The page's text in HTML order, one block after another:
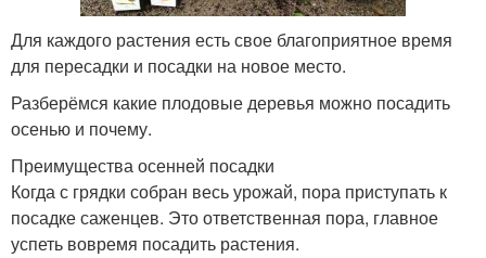
Для каждого растения есть свое благоприятное время
для пересадки и посадки на новое место.
Разберёмся какие плодовые деревья можно посадить
осенью и почему.
Преимущества осенней посадки
Когда с грядки собран весь урожай, пора приступать к
посадке саженцев. Это ответственная пора, главное
успеть вовремя посадить растения.